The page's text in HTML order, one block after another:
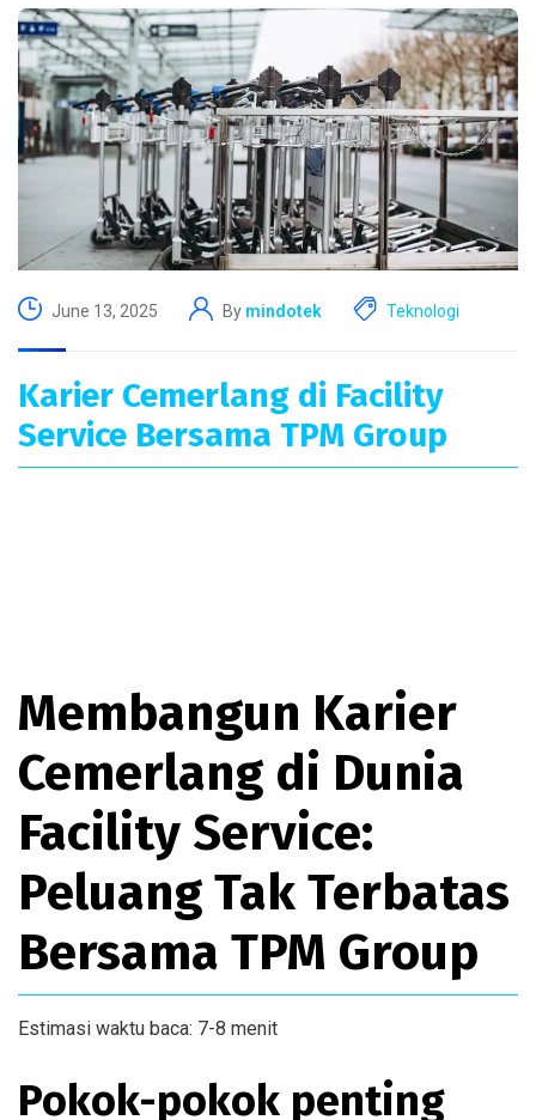
June 13, 2025 By mindotek Teknologi
Karier Cemerlang di Facility
Service Bersama TPM Group
Membangun Karier
Cemerlang di Dunia
Facility Service:
Peluang Tak Terbatas
Bersama TPM Group
Estimasi waktu baca: 7-8 menit
Pokok-pokok penting